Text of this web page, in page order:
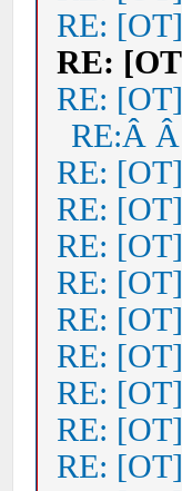
RE:
RE:
RE:
RE:Â
RE:
RE:
RE:
RE:
RE:
RE:
RE:
RE:
RE: